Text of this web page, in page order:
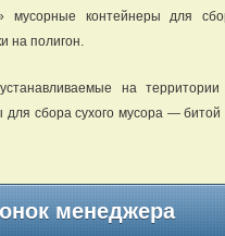
мусорные контейнеры для
на полигон.
на
сбора сухого мусора — битой
менеджера